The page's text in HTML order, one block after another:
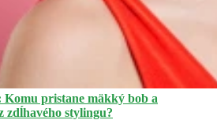
Komu pristane mäkký bob a
zdĺhavého stylingu?